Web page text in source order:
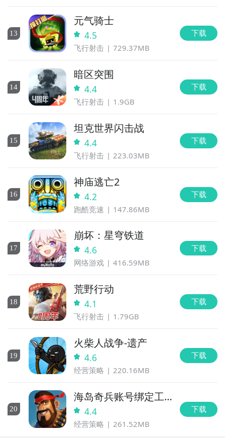
13
元气骑士
4.5
飞行射击 729.37MB
下载
14
暗区突围
4.4
飞行射击 1.9GB
下载
15
坦克世界闪击战
4.4
飞行射击 223.03MB
下载
16
神庙逃亡2
4.2
跑酷竞速 147.86MB
下载
17
崩坏：星穹铁道
4.6
网络游戏 416.59MB
下载
18
荒野行动
4.1
飞行射击 1.79GB
下载
19
火柴人战争-遗产
4.6
经营策略 220.16MB
下载
20
海岛奇兵账号绑定工
具 4.4
经营策略 261.52MB
下载